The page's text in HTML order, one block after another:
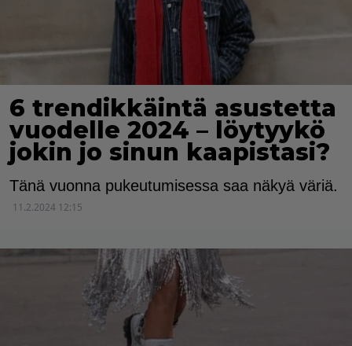
6 trendikkäintä asustetta
vuodelle 2024 – löytyykö
jokin jo sinun kaapistasi?
Tänä vuonna pukeutumisessa saa näkyä väriä.
11.2.2024 12:15